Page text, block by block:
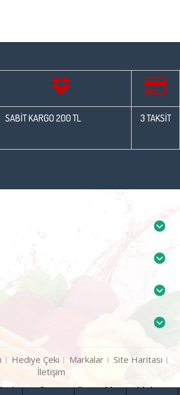
SABİT KARGO 200 TL 3 TAKSİT
Hediye Çeki Markalar
Site Haritası
İletişim
© 2026 Tüm Hakları Saklıdır.